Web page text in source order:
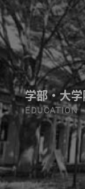
学部・大
EDUCATION